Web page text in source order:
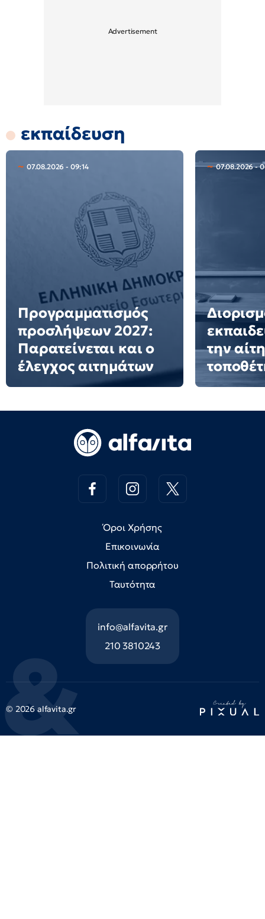
εκπαίδευση
07.08.2026 - 09:14
Προγραμματισμός
προσλήψεων 2027:
Παρατείνεται και ο
έλεγχος αιτημάτων
07.08.2026 -
την
Όροι Χρήσης
Επικοινωνία
Πολιτική απορρήτου
Ταυτότητα
info@alfavita.gr
210 3810243
© 2026 alfavita.gr